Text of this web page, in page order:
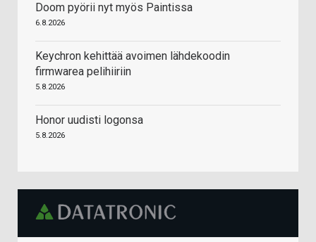
Doom pyörii nyt myös Paintissa
6.8.2026
Keychron kehittää avoimen lähdekoodin
firmwarea pelihiiriin
5.8.2026
Honor uudisti logonsa
5.8.2026